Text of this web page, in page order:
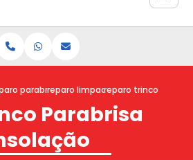
parabrisasreparo limpador parabrisa
reparo trinco
Parabrisa